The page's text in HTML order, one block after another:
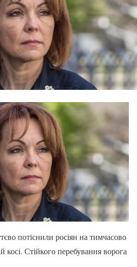
потіснили росіян на тимчасово
косі. Стійкого перебування ворога